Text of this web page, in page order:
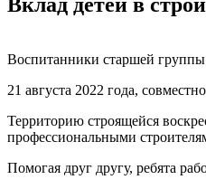
Воспитанники старшей группы
21 августа 2022 года,
Территорию строящейся
профессиональными
Помогая друг другу, ребята